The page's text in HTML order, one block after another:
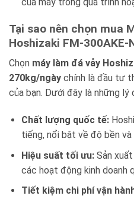
Tại sao nên chọn mua
Hoshizaki FM-300AKE-
Chọn máy làm đá vảy
270kg/ngày chính là đầu tư
của bạn. Dưới đây là những lý
Chất lượng quốc tế:
tiếng, nổi bật về độ bền và
Hiệu suất tối ưu:Sản xuất
các hoạt động kinh doanh
Tiết kiệm chi phí vận